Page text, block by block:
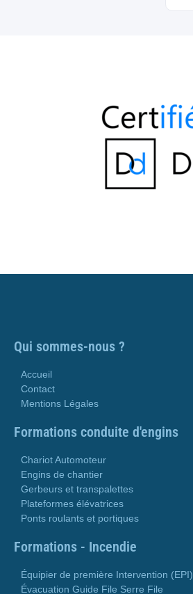
Qui sommes-nous ?
Accueil
Contact
Mentions Légales
Formations conduite d'engins
Chariot Automoteur
Engins de chantier
Gerbeurs et transpalettes
Plateformes élévatrices
Ponts roulants et portiques
Formations - Incendie
Équipier de première Intervention (EPI)
Évacuation Guide File Serre File